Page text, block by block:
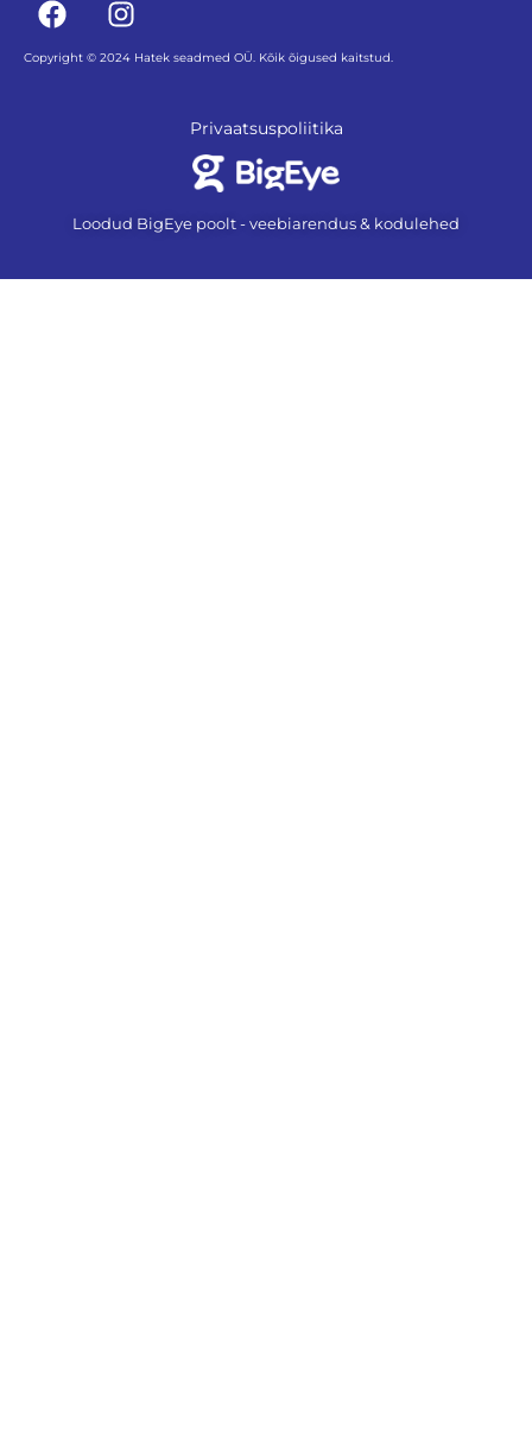
Copyright © 2024 Hatek seadmed OÜ. Kõik õigused kaitstud.
Privaatsuspoliitika
Loodud BigEye poolt - veebiarendus & kodulehed